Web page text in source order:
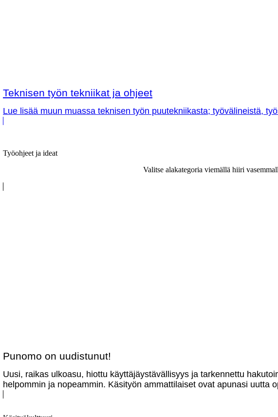
Teknisen työn tekniikat ja ohjeet
Lue lisää muun muassa teknisen työn puutekniikasta; työvälineistä,
Työohjeet ja ideat
Valitse alakategoria viemällä hiiri
Punomo on uudistunut!
Uusi, raikas ulkoasu, hiottu käyttäjäystävällisyys ja tarkennettu
helpommin ja nopeammin. Käsityön ammattilaiset ovat apunasi uutta